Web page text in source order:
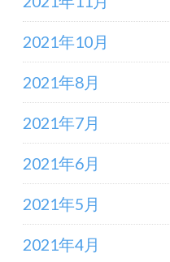
2021年10月
2021年8月
2021年7月
2021年6月
2021年5月
2021年4月